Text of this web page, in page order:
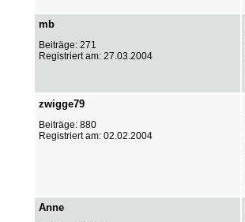
mb
Beiträge: 271
Registriert am: 27.03.2004
zwigge79
Beiträge: 880
Registriert am: 02.02.2004
Anne